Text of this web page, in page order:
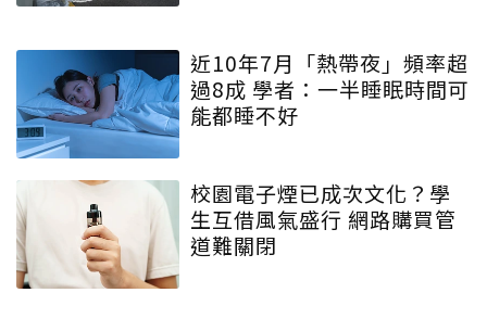
近10年7月「熱帶夜」頻率超
過8成 學者：一半睡眠時間可
能都睡不好
校園電子煙已成次文化？學
生互借風氣盛行 網路購買管
道難關閉